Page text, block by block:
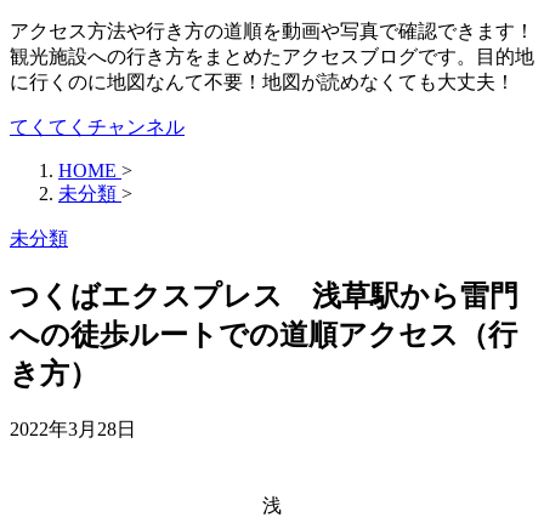
アクセス方法や行き方の道順を動画や写真で確認できます！
観光施設への行き方をまとめたアクセスブログです。目的地
に行くのに地図なんて不要！地図が読めなくても大丈夫！
てくてくチャンネル
HOME >
未分類 >
未分類
つくばエクスプレス 浅草駅から雷門
への徒歩ルートでの道順アクセス（行
き方）
2022年3月28日
浅